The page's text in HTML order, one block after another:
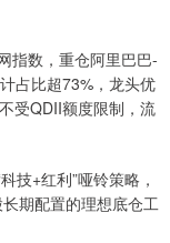
指数，重仓阿里巴巴-
占比超73%，龙头优
受QDII额度限制，流
+红利”哑铃策略，
期配置的理想底仓工